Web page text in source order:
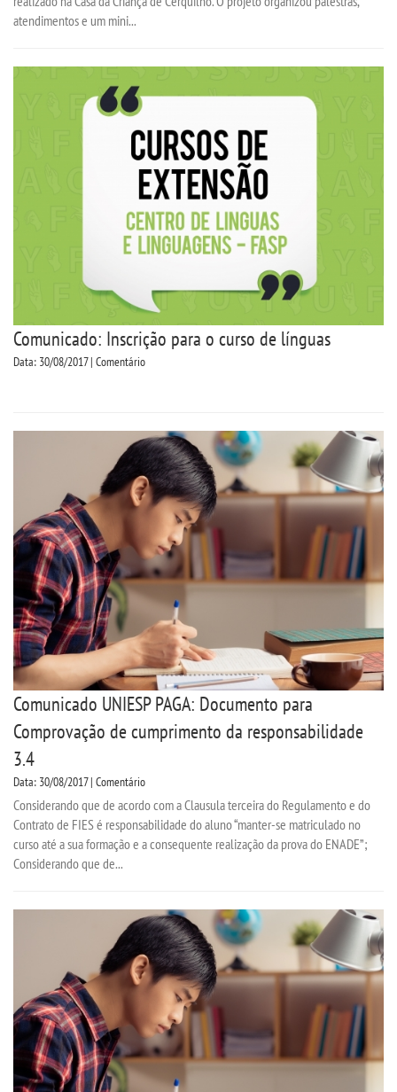
atendimentos e um mini...
Comunicado: Inscrição para o curso de línguas
Data: 30/08/2017 | Comentário
Comunicado UNIESP PAGA: Documento para
Comprovação de cumprimento da responsabilidade
3.4
Data: 30/08/2017 | Comentário
Considerando que de acordo com a Clausula terceira do Regulamento e do
Contrato de FIES é responsabilidade do aluno “manter-se matriculado no
curso até a sua formação e a consequente realização da prova do ENADE”;
Considerando que de...